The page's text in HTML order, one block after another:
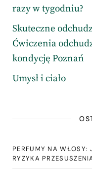
razy w tygodniu?
Skuteczne
Ćwiczenia
kondycję Poznań
Umysł i ciało
PERFUMY NA WŁOSY:
RYZYKA